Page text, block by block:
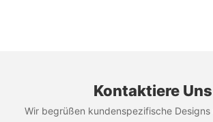
Kontaktiere Uns
Wir begrüßen kundenspezifische